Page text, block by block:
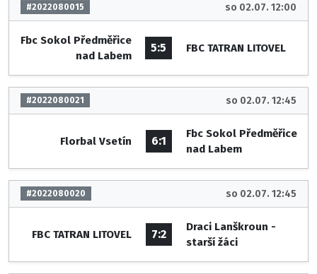
#2022080015 so 02.07. 12:00
Fbc Sokol Předměřice
nad Labem
5:5 FBC TATRAN LITOVEL
#2022080021 so 02.07. 12:45
Florbal Vsetín 6:1
Fbc Sokol Předměřice
nad Labem
#2022080020 so 02.07. 12:45
FBC TATRAN LITOVEL 7:2
Draci Lanškroun -
starší žáci